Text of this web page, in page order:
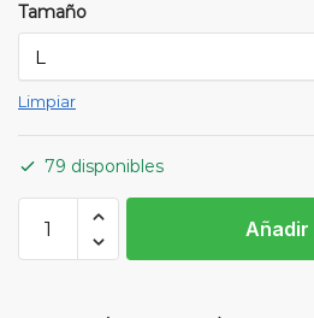
Tamaño
Limpiar
79 disponibles
GUANTES